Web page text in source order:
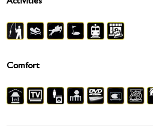
Activities
Comfort